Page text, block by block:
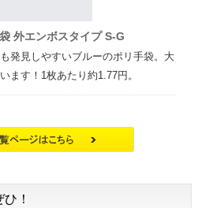
外エンボスタイプ S-G
発見しやすいブルーのポリ手袋。大
ます！1枚あたり約1.77円。
！